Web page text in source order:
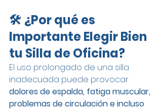
🛠 ¿Por qué es
Importante Elegir Bien
tu Silla de Oficina?
El uso prolongado de una silla
inadecuada puede provocar
dolores de espalda, fatiga muscular,
problemas de circulación e incluso